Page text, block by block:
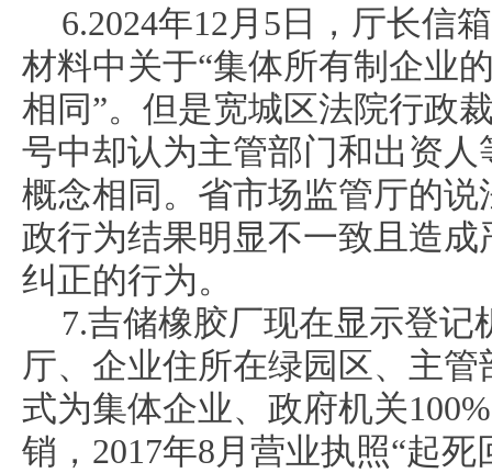
6.2024年12月5日，厅长信
材料中关于“集体所有制企业
相同”。但是宽城区法院行政
号中却认为主管部门和出资
概念相同。省市场监管厅的
政行为结果明显不一致且造
纠正的行为。
7.吉储橡胶厂现在显示登
厅、企业住所在绿园区、主
式为集体企业、政府机关
销，2017年8月营业执照“起